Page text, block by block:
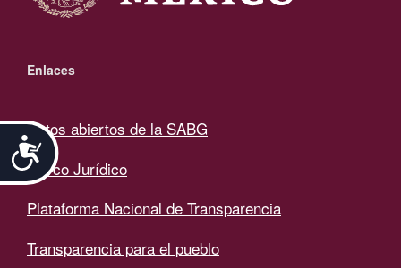
Accesibilidad
Enlaces
Datos abiertos de la SABG
Marco Jurídico
Plataforma Nacional de Transparencia
Transparencia para el pueblo